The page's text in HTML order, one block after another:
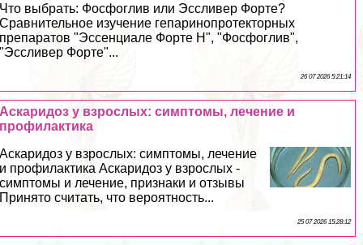
Что выбрать: Фосфоглив или Эссливер Форте?
Сравнительное изучение гепаринопротекторных
препаратов "Эссенциале Форте Н", "Фосфоглив",
"Эссливер Форте"...
26 07 2026 5:21:14
Аскаридоз у взрослых: симптомы, лечение и
профилактика
Аскаридоз у взрослых: симптомы, лечение
и профилактика Аскаридоз у взрослых -
симптомы и лечение, признаки и отзывы
Принято считать, что вероятность...
25 07 2026 15:28:12